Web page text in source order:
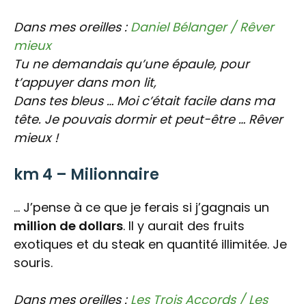
Dans mes oreilles : Daniel Bélanger / Rêver
mieux
Tu ne demandais qu’une épaule, pour
t’appuyer dans mon lit,
Dans tes bleus … Moi c’était facile dans ma
tête. Je pouvais dormir et peut-être … Rêver
mieux !
km 4 – Milionnaire
… J’pense à ce que je ferais si j’gagnais un
million de dollars. Il y aurait des fruits
exotiques et du steak en quantité illimitée. Je
souris.
Dans mes oreilles : Les Trois Accords / Les